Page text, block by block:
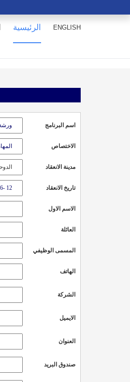
الرئيسية ENGLISH
اسم البرنامج
الاختصاص
مدينة الانعقاد
تاريخ الانعقاد
الاسم الاول
العائلة
المسمى الوظيفي
الهاتف
الشركة
الايميل
العنوان
صندوق البريد